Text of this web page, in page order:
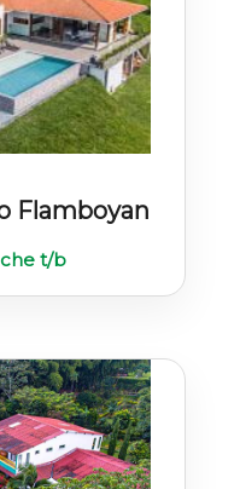
Flamboyan
t/b